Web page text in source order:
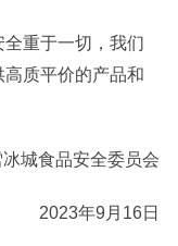
重于一切，我们
质平价的产品和
城食品安全委员会
2023年9月16日